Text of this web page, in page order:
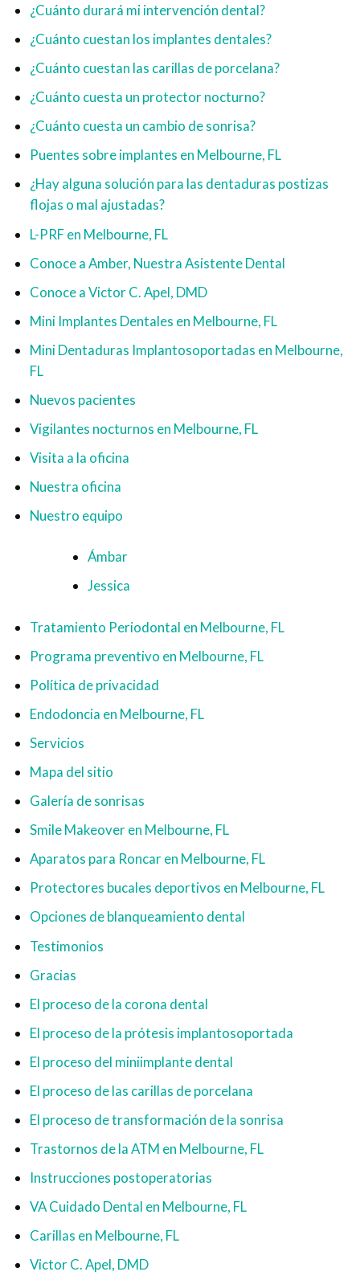
¿Cuánto durará mi intervención dental?
¿Cuánto cuestan los implantes dentales?
¿Cuánto cuestan las carillas de porcelana?
¿Cuánto cuesta un protector nocturno?
¿Cuánto cuesta un cambio de sonrisa?
Puentes sobre implantes en Melbourne, FL
¿Hay alguna solución para las dentaduras postizas
flojas o mal ajustadas?
L-PRF en Melbourne, FL
Conoce a Amber, Nuestra Asistente Dental
Conoce a Victor C. Apel, DMD
Mini Implantes Dentales en Melbourne, FL
Mini Dentaduras Implantosoportadas en Melbourne,
FL
Nuevos pacientes
Vigilantes nocturnos en Melbourne, FL
Visita a la oficina
Nuestra oficina
Nuestro equipo
Ámbar
Jessica
Tratamiento Periodontal en Melbourne, FL
Programa preventivo en Melbourne, FL
Política de privacidad
Endodoncia en Melbourne, FL
Servicios
Mapa del sitio
Galería de sonrisas
Smile Makeover en Melbourne, FL
Aparatos para Roncar en Melbourne, FL
Protectores bucales deportivos en Melbourne, FL
Opciones de blanqueamiento dental
Testimonios
Gracias
El proceso de la corona dental
El proceso de la prótesis implantosoportada
El proceso del miniimplante dental
El proceso de las carillas de porcelana
El proceso de transformación de la sonrisa
Trastornos de la ATM en Melbourne, FL
Instrucciones postoperatorias
VA Cuidado Dental en Melbourne, FL
Carillas en Melbourne, FL
Victor C. Apel, DMD